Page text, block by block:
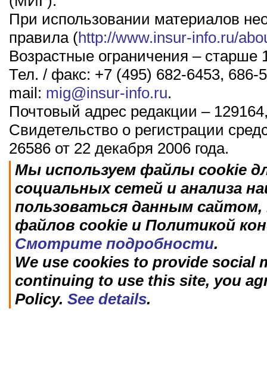
При использовании материалов
правила (http://www.insur-info.ru/
Возрастные ограничения – старше
Тел. / факс: +7 (495) 682-6453, 686-
mail: mig@insur-info.ru.
Почтовый адрес редакции –
Свидетельство о регистрации
26586 от 22 декабря 2006 года.
Мы используем файлы cookie
социальных сетей и анализа
пользоваться данным
файлов cookie и Политикой
Смотрите подробности.
We use cookies to provide social
continuing to use this site, you
Policy. See details.